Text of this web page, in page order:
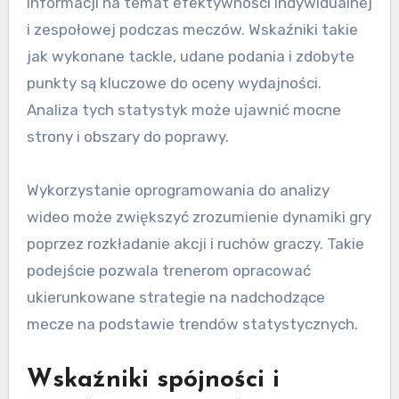
i zespołowej podczas meczów. Wskaźniki takie
jak wykonane tackle, udane podania i zdobyte
punkty są kluczowe do oceny wydajności.
Analiza tych statystyk może ujawnić mocne
strony i obszary do poprawy.
Wykorzystanie oprogramowania do analizy
wideo może zwiększyć zrozumienie dynamiki gry
poprzez rozkładanie akcji i ruchów graczy. Takie
podejście pozwala trenerom opracować
ukierunkowane strategie na nadchodzące
mecze na podstawie trendów statystycznych.
Wskaźniki spójności i